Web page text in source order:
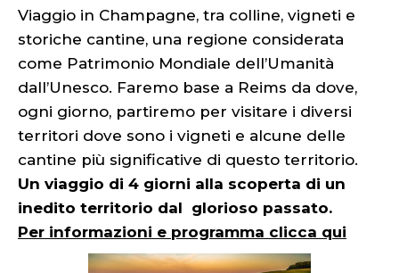
Viaggio in Champagne, tra colline, vigneti e
storiche cantine, una regione considerata
come Patrimonio Mondiale dell’Umanità
dall’Unesco. Faremo base a Reims da dove,
ogni giorno, partiremo per visitare i diversi
territori dove sono i vigneti e alcune delle
cantine più significative di questo territorio.
Un viaggio di 4 giorni alla scoperta di un
inedito territorio dal glorioso passato.
Per informazioni e programma clicca qui